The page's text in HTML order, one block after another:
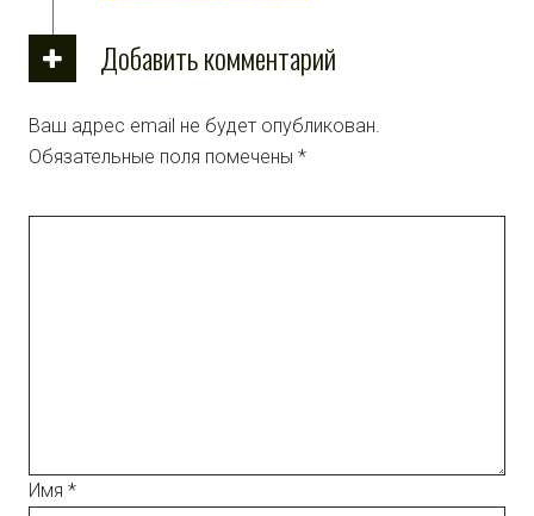
Добавить комментарий
Ваш адрес email не будет опубликован.
Обязательные поля помечены *
Имя *